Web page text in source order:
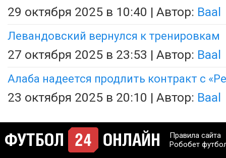
29 октября 2025 в 10:40 | Автор: Baal
Левандовский вернулся к тренировкам
27 октября 2025 в 23:53 | Автор: Baal
Алаба надеется продлить контракт с
23 октября 2025 в 20:10 | Автор: Baal
Правила сайта
Робобет